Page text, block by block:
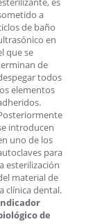
a
de baño
en
que se
de
todos
elementos
introducen
uno de los
para
esterilización
material de
clínica dental.
de